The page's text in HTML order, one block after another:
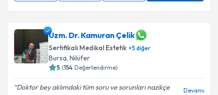
Uzm. Dr. Kamuran Çelik
Sertifikalı Medikal Estetik +5 diğer
Bursa, Nilüfer
5 (154 Değerlendirme)
Doktor bey aklımdaki tüm soru ve sorunları nazikçe
Devamı